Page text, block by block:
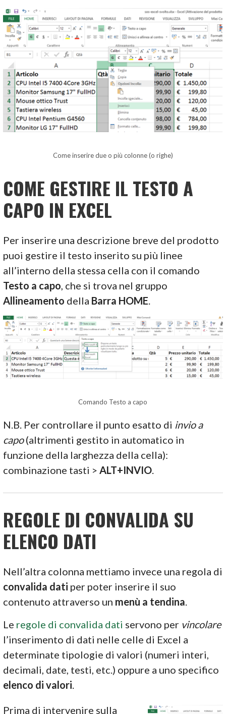
Come inserire due o più colonne (o righe)
COME GESTIRE IL TESTO A
CAPO IN EXCEL
Per inserire una descrizione breve del prodotto
puoi gestire il testo inserito su più linee
all’interno della stessa cella con il comando
Testo a capo , che si trova nel gruppo
Allineamento della Barra HOME
Comando Testo a capo
N.B. Per controllare il punto esatto di invio a
capo(altrimenti gestito in automatico in
funzione della larghezza della cella):
combinazione tasti >ALT+INVIO.
REGOLE DI CONVALIDA SU
ELENCO DATI
Nell’altra colonna mettiamo invece una regola di
convalida dati per poter inserire il suo
contenuto attraverso un menù a tendina.
Le regole di convalida dati servono per vincolare
l’inserimento di dati nelle celle di Excel a
determinate tipologie di valori (numeri interi,
decimali, date, testi, etc.) oppure a uno specifico
elenco di valori.
Prima di intervenire sulla